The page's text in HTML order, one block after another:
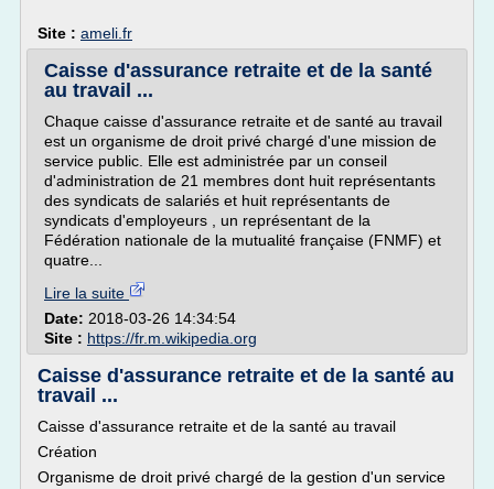
Site : ameli.fr
Caisse d'assurance retraite et de la santé
au travail ...
Chaque caisse d'assurance retraite et de santé au travail
est un organisme de droit privé chargé d'une mission de
service public. Elle est administrée par un conseil
d'administration de 21 membres dont huit représentants
des syndicats de salariés et huit représentants de
syndicats d'employeurs , un représentant de la
Fédération nationale de la mutualité française (FNMF) et
quatre...
Lire la suite
Date: 2018-03-26 14:34:54
Site : https://fr.m.wikipedia.org
Caisse d'assurance retraite et de la santé au
travail ...
Caisse d'assurance retraite et de la santé au travail
Création
Organisme de droit privé chargé de la gestion d'un service